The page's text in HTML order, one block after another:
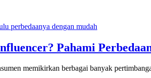
Pahami
memikirkan berbagai banyak